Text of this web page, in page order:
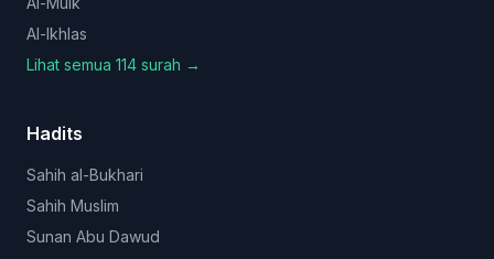
Al-Ikhlas
Lihat semua 114 surah →
Hadits
Sahih al-Bukhari
Sahih Muslim
Sunan Abu Dawud